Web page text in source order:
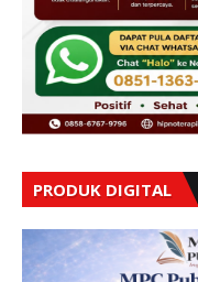
PRODUK DIGITAL